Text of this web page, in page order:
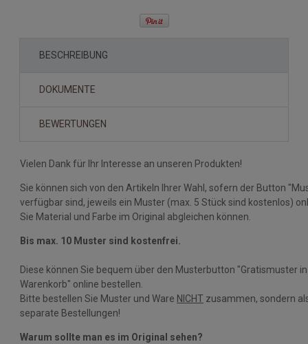
BESCHREIBUNG
DOKUMENTE
BEWERTUNGEN
Vielen Dank für Ihr Interesse an unseren Produkten!
Sie können sich von den Artikeln Ihrer Wahl, sofern der Button
verfügbar sind, jeweils ein Muster (max. 5 Stück sind kostenlos)
Sie Material und Farbe im Original abgleichen können.
Bis max. 10 Muster sind kostenfrei.
Diese können Sie bequem über den Musterbutton "Gratismuster
Warenkorb" online bestellen.
Bitte bestellen Sie Muster und Ware NICHT zusammen, sondern
separate Bestellungen!
Warum sollte man es im Original sehen?